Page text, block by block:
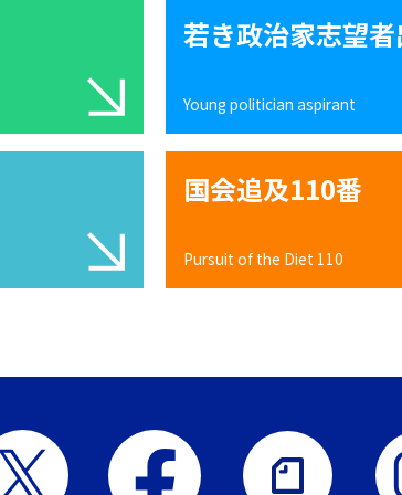
若き政治家志望
Young politician aspirant
国会追及110番
Pursuit of the Diet 110